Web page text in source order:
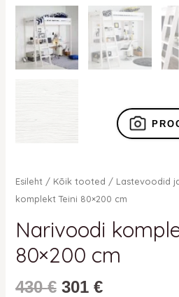
Esileht / Kõik tooted / Lastevoodid
komplekt Teini 80×200 cm
Narivoodi
80×200 cm
430€ 301 €